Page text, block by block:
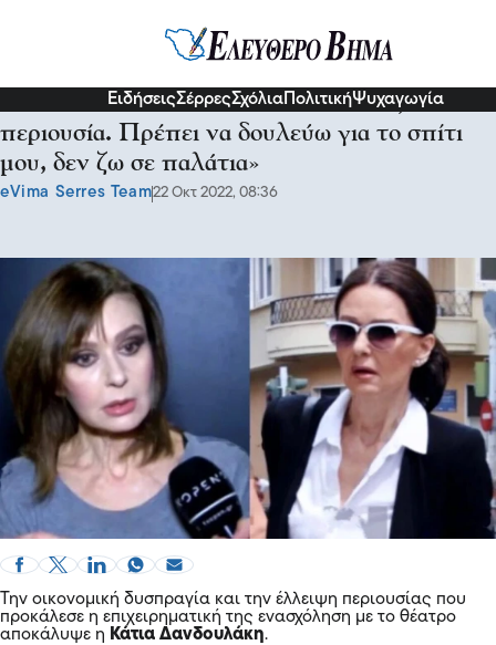
ΕιδήσειςΣέρρεςΣχόλια ΠολιτικήΨυχαγωγία
Κάτια Δανδουλάκη: «Μένω στο νοίκι, δεν έχω
περιουσία. Πρέπει να δουλεύω για το σπίτι
μου, δεν ζω σε παλάτια»
eVima Serres Team22 Οκτ 2022, 08:36
Την οικονομική δυσπραγία και την έλλειψη περιουσίας που
προκάλεσε η επιχειρηματική της ενασχόληση με το θέατρο
αποκάλυψε η Κάτια Δανδουλάκη.